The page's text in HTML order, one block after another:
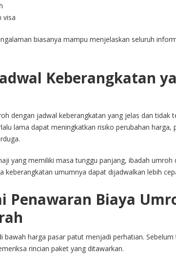
visa
biasanya mampu menjelaskan seluruh
Keberangkatan
dengan jadwal keberangkatan yang jelas dan tidak
lama dapat meningkatkan risiko perubahan harga,
yang memiliki masa tunggu panjang, ibadah umroh
keberangkatan umumnya dapat dijadwalkan lebih
Penawaran Biaya
bawah harga pasar patut menjadi perhatian.
rincian paket yang ditawarkan.